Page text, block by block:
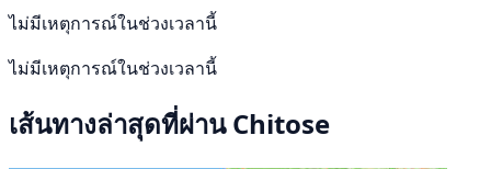
ไม่มีเหตุการณ์ในช่วงเวลานี้
ไม่มีเหตุการณ์ในช่วงเวลานี้
เส้นทางล่าสุดที่ผ่าน Chitose